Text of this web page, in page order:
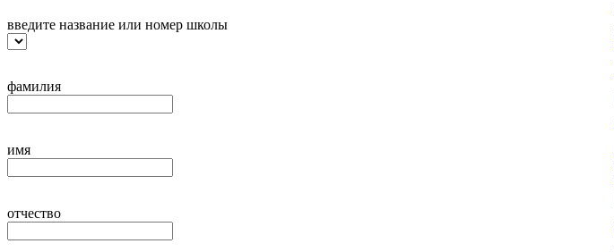
введите название или номер школы
фамилия
имя
отчество